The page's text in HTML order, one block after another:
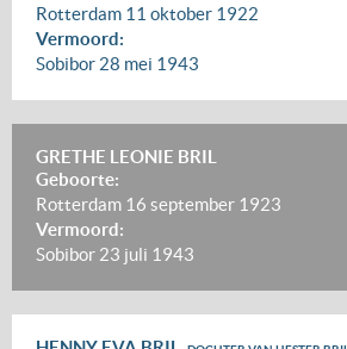
Rotterdam 11 oktober 1922
Vermoord:
Sobibor 28 mei 1943
GRETHE LEONIE BRIL
Geboorte:
Rotterdam 16 september 1923
Vermoord:
Sobibor 23 juli 1943